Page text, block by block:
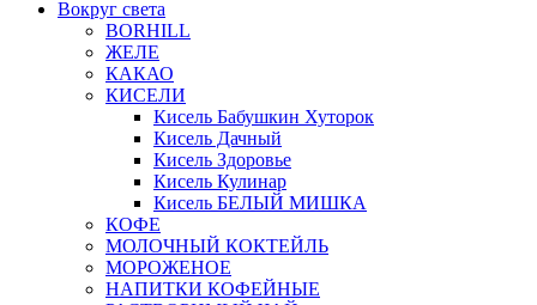
Вокруг света
BORHILL
ЖЕЛЕ
КАКАО
КИСЕЛИ
Кисель Бабушкин Хуторок
Кисель Дачный
Кисель Здоровье
Кисель Кулинар
Кисель БЕЛЫЙ МИШКА
КОФЕ
МОЛОЧНЫЙ КОКТЕЙЛЬ
МОРОЖЕНОЕ
НАПИТКИ КОФЕЙНЫЕ